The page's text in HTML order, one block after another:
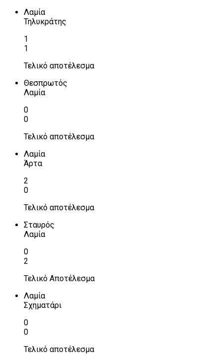
Λαμία
Τηλυκράτης
1
1
Τελικό αποτέλεσμα
Θεσπρωτός
Λαμία
0
0
Τελικό αποτέλεσμα
Λαμία
Άρτα
2
0
Τελικό αποτέλεσμα
Σταυρός
Λαμία
0
2
Τελικό Αποτέλεσμα
Λαμία
Σχηματάρι
0
0
Τελικό αποτέλεσμα